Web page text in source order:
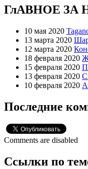
ГлАВНОЕ ЗА
10 мая 2020
13 марта 2020
12 марта 2020
18 февраля 2020
15 февраля 2020
13 февраля 2020
10 февраля 2020
Последние
Comments are disabled
Ссылки по